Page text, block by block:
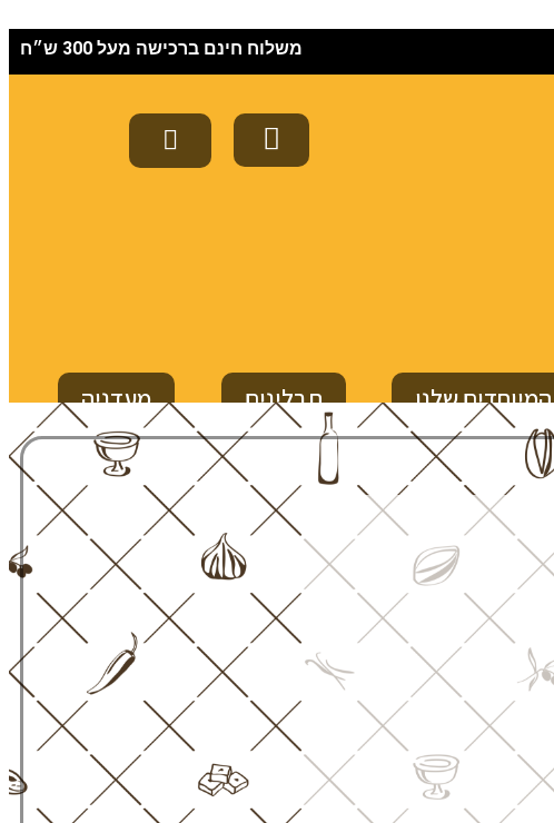
משלוח חינם ברכישה מעל 300 ש״ח
המיוחדים שלנו תבלינים מעדניה